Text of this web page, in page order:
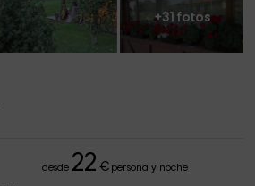
+31 fotos
desde 22 €persona y noche